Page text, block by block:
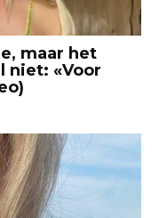
maar het
niet: «Voor